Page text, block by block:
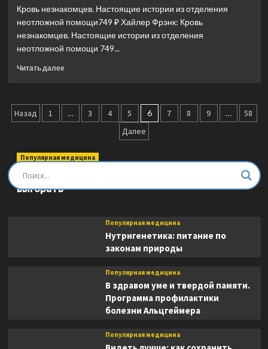
история
Кровь незнакомцев. Настоящие истории из отделения
неотложной помощи749 ₽ Хайлер Фрэнк: Кровь
незнакомцев. Настоящие истории из отделения
неотложной помощи 749...
Читать далееПрочитать
незнакомцев.
Настоящие
отделения
Пагинация
Назад 1 … 3 4 5 6 7 8 9 …
58
Далее
Популярная медицина
Быть врачом. Как помогать, развиваться и не
выгорать
Популярная медицина
Нутригенетика: питание по
законам природы
Популярная медицина
В здравом уме и твердой памяти.
Программа профилактики
болезни Альцгеймера
Популярная медицина